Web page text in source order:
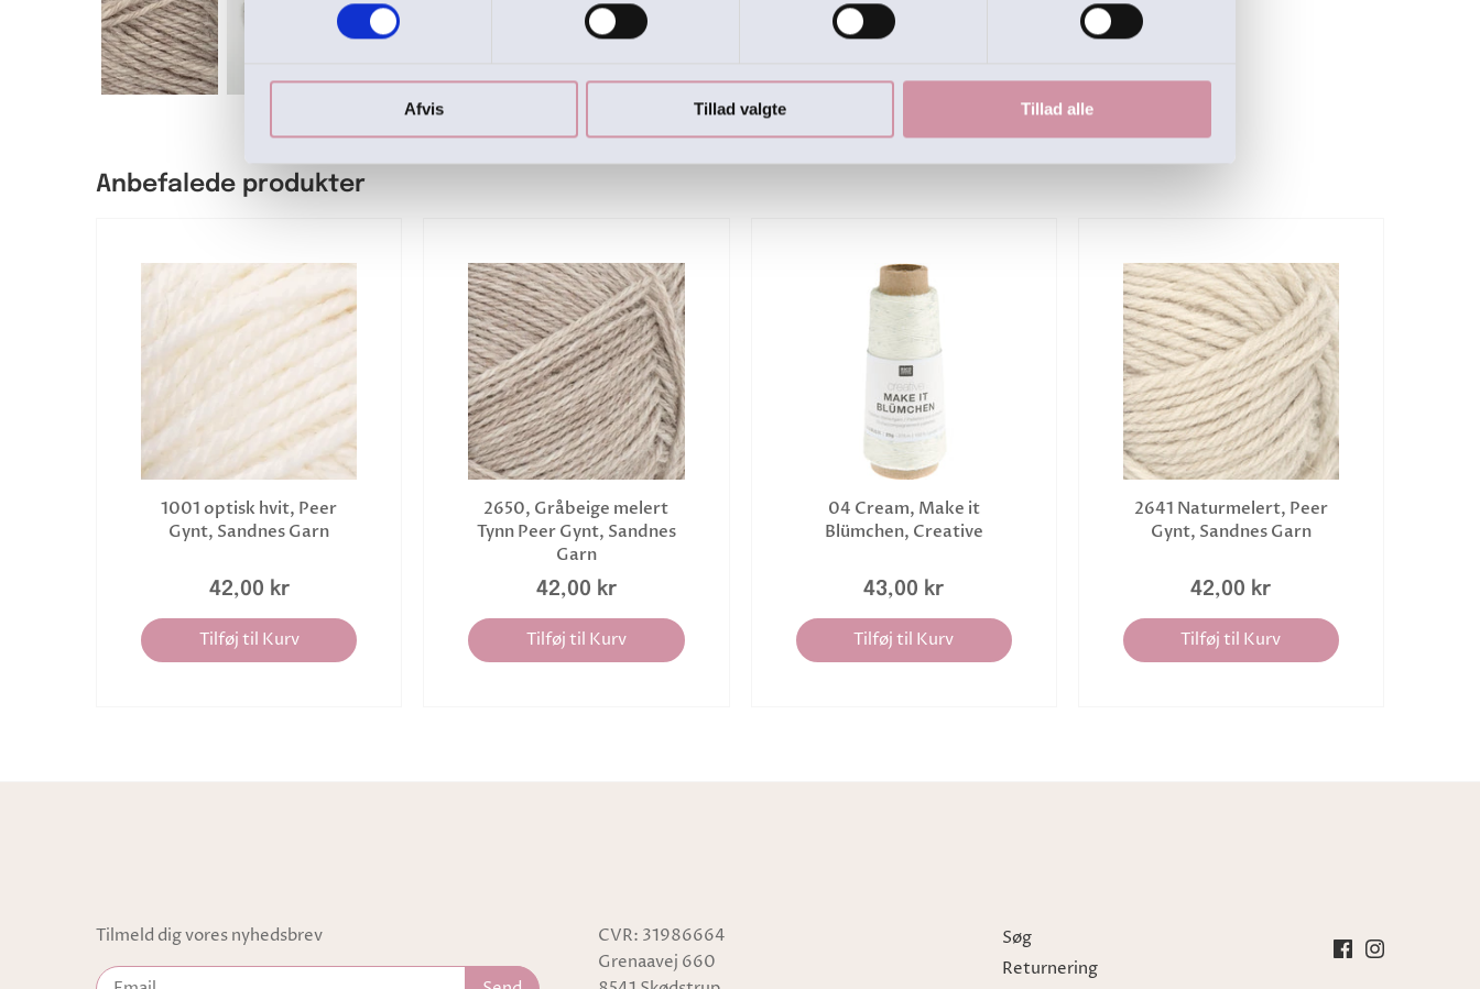
Afvis Tillad valgte Tillad alle
Anbefalede produkter
1001 optisk hvit, Peer
Gynt, Sandnes Garn
42,00 kr
Tilføj til Kurv
2650, Gråbeige melert
Tynn Peer Gynt, Sandnes
Garn
42,00 kr
Tilføj til Kurv
04 Cream, Make it
Blümchen, Creative
43,00 kr
Tilføj til Kurv
2641 Naturmelert, Peer
Gynt, Sandnes Garn
42,00 kr
Tilføj til Kurv
Tilmeld dig vores nyhedsbrev
CVR: 31986664
Grenaavej 660
Søg
Returnering